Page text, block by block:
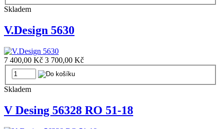
Skladem
V.Design 5630
7 400,00 Kč 3 700,00 Kč
Skladem
V Desing 56328 RO 51-18